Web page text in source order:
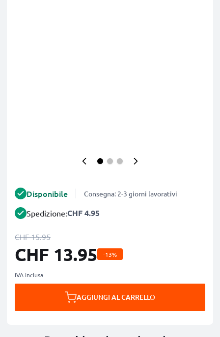
Disponibile Consegna: 2-3 giorni lavorativi
Spedizione:CHF 4.95
CHF 15.95
CHF 13.95 -13%
IVA inclusa
AGGIUNGI AL CARRELLO